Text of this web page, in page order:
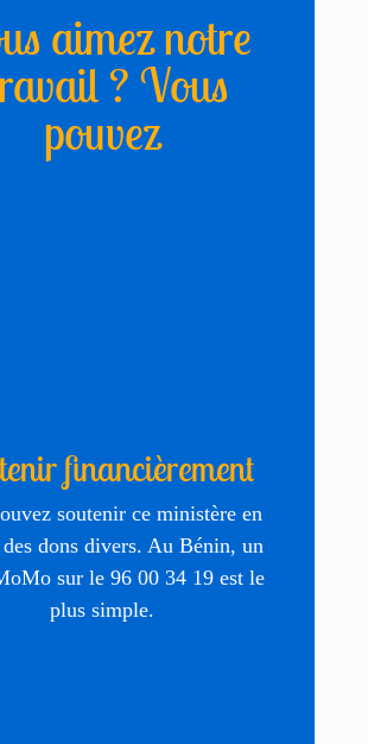
aimez notre
? Vous
pouvez
financièrement
soutenir ce ministère en
dons divers. Au Bénin, un
sur le 96 00 34 19 est le
plus simple.